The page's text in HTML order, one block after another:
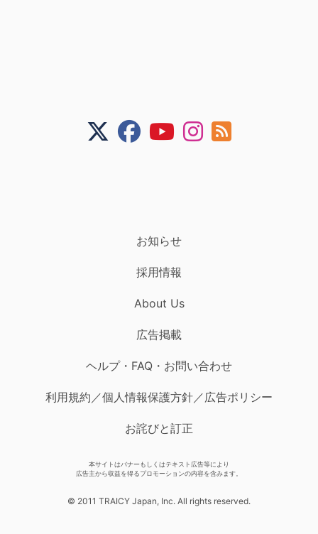
お知らせ
採用情報
About Us
広告掲載
ヘルプ・FAQ・お問い合わせ
利用規約／個人情報保護方針／広告ポリシー
お詫びと訂正
本サイトはバナーもしくはテキスト広告等により
広告主から収益を得るプロモーションの内容を含みます。
© 2011 TRAICY Japan, Inc. All rights reserved.